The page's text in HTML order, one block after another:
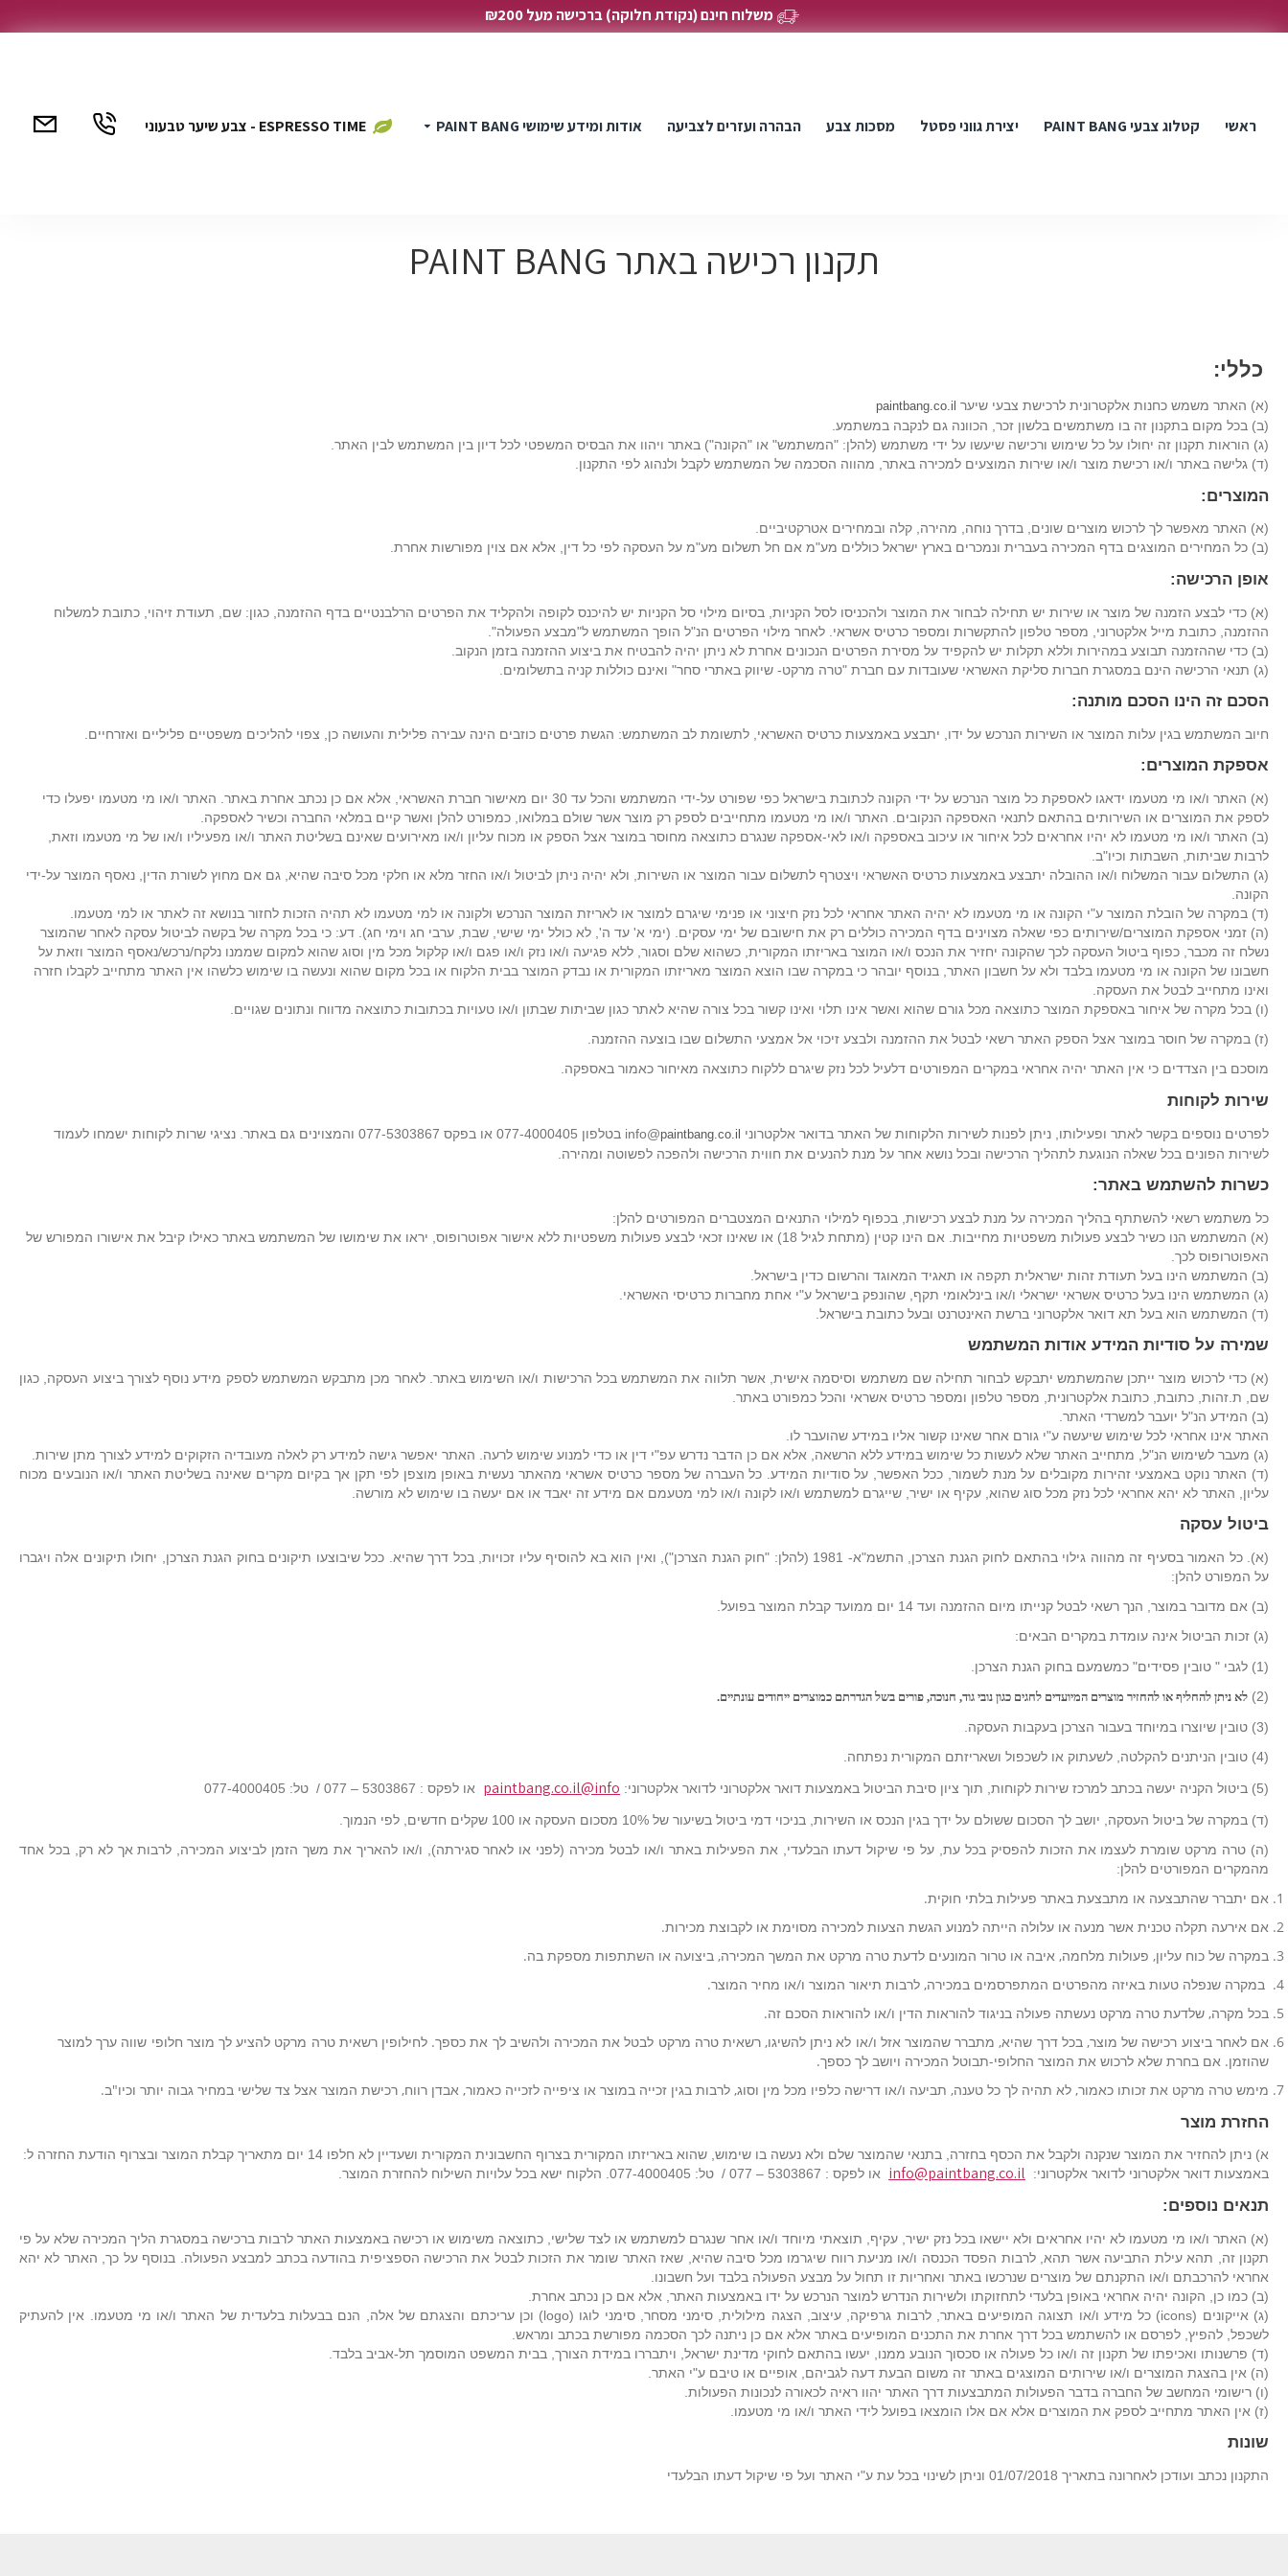
משלוח חינם (נקודת חלוקה) ברכישה מעל ₪200
ראשי קטלוג צבעי PAINT BANG יצירת גווני פסטל מסכות צבע הבהרה ועזרים לצביעה אודות ומידע שימושי PAINT BANG ESPRESSO TIME - צבע שיער טבעוני
תקנון רכישה באתר PAINT BANG
כללי:
(א) האתר משמש כחנות אלקטרונית לרכישת צבעי שיער paintbang.co.il
(ב) בכל מקום בתקנון זה בו משתמשים בלשון זכר, הכוונה גם לנקבה במשתמע.
(ג) הוראות תקנון זה יחולו על כל שימוש ורכישה שיעשו על ידי משתמש (להלן: "המשתמש" או "הקונה") באתר ויהוו את הבסיס המשפטי לכל דיון בין המשתמש לבין האתר.
(ד) גלישה באתר ו/או רכישת מוצר ו/או שירות המוצעים למכירה באתר, מהווה הסכמה של המשתמש לקבל ולנהוג לפי התקנון.
המוצרים:
(א) האתר מאפשר לך לרכוש מוצרים שונים, בדרך נוחה, מהירה, קלה ובמחירים אטרקטיביים.
(ב) כל המחירים המוצגים בדף המכירה בעברית ונמכרים בארץ ישראל כוללים מע"מ אם חל תשלום מע"מ על העסקה לפי כל דין, אלא אם צוין מפורשות אחרת.
אופן הרכישה:
(א) כדי לבצע הזמנה של מוצר או שירות יש תחילה לבחור את המוצר ולהכניסו לסל הקניות, בסיום מילוי סל הקניות יש להיכנס לקופה ולהקליד את הפרטים הרלבנטיים בדף ההזמנה, כגון: שם, תעודת זיהוי, כתובת למשלוח
ההזמנה, כתובת מייל אלקטרוני, מספר טלפון להתקשרות ומספר כרטיס אשראי. לאחר מילוי הפרטים הנ"ל הופך המשתמש ל"מבצע הפעולה".
(ב) כדי שההזמנה תבוצע במהירות וללא תקלות יש להקפיד על מסירת הפרטים הנכונים אחרת לא ניתן יהיה להבטיח את ביצוע ההזמנה בזמן הנקוב.
(ג) תנאי הרכישה הינם במסגרת חברות סליקת האשראי שעובדות עם חברת "טרה מרקט- שיווק באתרי סחר" ואינם כוללות קניה בתשלומים.
הסכם זה הינו הסכם מותנה:
חיוב המשתמש בגין עלות המוצר או השירות הנרכש על ידו, יתבצע באמצעות כרטיס האשראי, לתשומת לב המשתמש: הגשת פרטים כוזבים הינה עבירה פלילית והעושה כן, צפוי להליכים משפטיים פליליים ואזרחיים.
אספקת המוצרים:
(א) האתר ו/או מי מטעמו ידאגו לאספקת כל מוצר הנרכש על ידי הקונה לכתובת בישראל כפי שפורט על-ידי המשתמש והכל עד 30 יום מאישור חברת האשראי, אלא אם כן נכתב אחרת באתר. האתר ו/או מי מטעמו יפעלו כדי
לספק את המוצרים או השירותים בהתאם לתנאי האספקה הנקובים. האתר ו/או מי מטעמו מתחייבים לספק רק מוצר אשר שולם במלואו, כמפורט להלן ואשר קיים במלאי החברה וכשיר לאספקה.
(ב) האתר ו/או מי מטעמו לא יהיו אחראים לכל איחור או עיכוב באספקה ו/או לאי-אספקה שנגרם כתוצאה מחוסר במוצר אצל הספק או מכוח עליון ו/או מאירועים שאינם בשליטת האתר ו/או מפעיליו ו/או של מי מטעמו וזאת,
לרבות שביתות, השבתות וכיו"ב.
(ג) התשלום עבור המשלוח ו/או ההובלה יתבצע באמצעות כרטיס האשראי ויצטרף לתשלום עבור המוצר או השירות, ולא יהיה ניתן לביטול ו/או החזר מלא או חלקי מכל סיבה שהיא, גם אם מחוץ לשורת הדין, נאסף המוצר על-ידי
הקונה.
(ד) במקרה של הובלת המוצר ע"י הקונה או מי מטעמו לא יהיה האתר אחראי לכל נזק חיצוני או פנימי שיגרם למוצר או לאריזת המוצר הנרכש ולקונה או למי מטעמו לא תהיה הזכות לחזור בנושא זה לאתר או למי מטעמו.
(ה) זמני אספקת המוצרים/שירותים כפי שאלה מצוינים בדף המכירה כוללים רק את חישובם של ימי עסקים. (ימי א' עד ה', לא כולל ימי שישי, שבת, ערבי חג וימי חג). דע: כי בכל מקרה של בקשה לביטול עסקה לאחר שהמוצר
נשלח זה מכבר, כפוף ביטול העסקה לכך שהקונה יחזיר את הנכס ו/או המוצר באריזתו המקורית, כשהוא שלם וסגור, ללא פגיעה ו/או נזק ו/או פגם ו/או קלקול מכל מין וסוג שהוא למקום שממנו נלקח/נרכש/נאסף המוצר וזאת על
חשבונו של הקונה או מי מטעמו בלבד ולא על חשבון האתר, בנוסף יובהר כי במקרה שבו הוצא המוצר מאריזתו המקורית או נבדק המוצר בבית הלקוח או בכל מקום שהוא ונעשה בו שימוש כלשהו אין האתר מתחייב לקבלו חזרה
ואינו מתחייב לבטל את העסקה.
(ו) בכל מקרה של איחור באספקת המוצר כתוצאה מכל גורם שהוא ואשר אינו תלוי ואינו קשור בכל צורה שהיא לאתר כגון שביתות שבתון ו/או טעויות בכתובות כתוצאה מדווח ונתונים שגויים.
(ז) במקרה של חוסר במוצר אצל הספק האתר רשאי לבטל את ההזמנה ולבצע זיכוי אל אמצעי התשלום שבו בוצעה ההזמנה.
מוסכם בין הצדדים כי אין האתר יהיה אחראי במקרים המפורטים דלעיל לכל נזק שיגרם ללקוח כתוצאה מאיחור כאמור באספקה.
שירות לקוחות
לפרטים נוספים בקשר לאתר ופעילותו, ניתן לפנות לשירות הלקוחות של האתר בדואר אלקטרוני info@ paintbang.co.il
בטלפון 077-4000405 או בפקס 077-5303867 והמצוינים גם באתר. נציגי שרות לקוחות ישמחו לעמוד
לשירות הפונים בכל שאלה הנוגעת לתהליך הרכישה ובכל נושא אחר על מנת להנעים את חווית הרכישה ולהפכה לפשוטה ומהירה.
כשרות להשתמש באתר:
כל משתמש רשאי להשתתף בהליך המכירה על מנת לבצע רכישות, בכפוף למילוי התנאים המצטברים המפורטים להלן:
(א) המשתמש הנו כשיר לבצע פעולות משפטיות מחייבות. אם הינו קטין (מתחת לגיל 18) או שאינו זכאי לבצע פעולות משפטיות ללא אישור אפוטרופוס, יראו את שימושו של המשתמש באתר כאילו קיבל את אישורו המפורש של
האפוטרופוס לכך.
(ב) המשתמש הינו בעל תעודת זהות ישראלית תקפה או תאגיד המאוגד והרשום כדין בישראל.
(ג) המשתמש הינו בעל כרטיס אשראי ישראלי ו/או בינלאומי תקף, שהונפק בישראל ע"י אחת מחברות כרטיסי האשראי.
(ד) המשתמש הוא בעל תא דואר אלקטרוני ברשת האינטרנט ובעל כתובת בישראל.
שמירה על סודיות המידע אודות המשתמש
(א) כדי לרכוש מוצר ייתכן שהמשתמש יתבקש לבחור תחילה שם משתמש וסיסמה אישית, אשר תלווה את המשתמש בכל הרכישות ו/או השימוש באתר. לאחר מכן מתבקש המשתמש לספק מידע נוסף לצורך ביצוע העסקה, כגון
שם, ת.זהות, כתובת, כתובת אלקטרונית, מספר טלפון ומספר כרטיס אשראי והכל כמפורט באתר.
(ב) המידע הנ"ל יועבר למשרדי האתר.
האתר אינו אחראי לכל שימוש שיעשה ע"י גורם אחר שאינו קשור אליו במידע שהועבר לו.
(ג) מעבר לשימוש הנ"ל, מתחייב האתר שלא לעשות כל שימוש במידע ללא הרשאה, אלא אם כן הדבר נדרש עפ"י דין או כדי למנוע שימוש לרעה. האתר יאפשר גישה למידע רק לאלה מעובדיה הזקוקים למידע לצורך מתן שירות.
(ד) האתר נוקט באמצעי זהירות מקובלים על מנת לשמור, ככל האפשר, על סודיות המידע. כל העברה של מספר כרטיס אשראי מהאתר נעשית באופן מוצפן לפי תקן אך בקיום מקרים שאינה בשליטת האתר ו/או הנובעים מכוח
עליון, האתר לא יהא אחראי לכל נזק מכל סוג שהוא, עקיף או ישיר, שייגרם למשתמש ו/או לקונה ו/או למי מטעמם אם מידע זה יאבד או אם יעשה בו שימוש לא מורשה.
ביטול עסקה
(א). כל האמור בסעיף זה מהווה גילוי בהתאם לחוק הגנת הצרכן, התשמ"א- 1981 (להלן: "חוק הגנת הצרכן"), ואין הוא בא להוסיף עליו זכויות, בכל דרך שהיא. ככל שיבוצעו תיקונים בחוק הגנת הצרכן, יחולו תיקונים אלה ויגברו
על המפורט להלן:
(ב) אם מדובר במוצר, הנך רשאי לבטל קנייתו מיום ההזמנה ועד 14 יום ממועד קבלת המוצר בפועל.
(ג) זכות הביטול אינה עומדת במקרים הבאים:
(1) לגבי " טובין פסידים" כמשמעם בחוק הגנת הצרכן.
(2)
לא ניתן להחליף או להחזיר מוצרים המיועדים לחגים כגון נובי גוד, חנוכה, פורים בשל הגדרתם כמוצרים ייחודים עונתיים.
(3) טובין שיוצרו במיוחד בעבור הצרכן בעקבות העסקה.
(4) טובין הניתנים להקלטה, לשעתוק או לשכפול ושאריזתם המקורית נפתחה.
(5) ביטול הקניה יעשה בכתב למרכז שירות לקוחות, תוך ציון סיבת הביטול באמצעות דואר אלקטרוני לדואר אלקטרוני: info@
paintbang.co.il או לפקס : 5303867 – 077 / טל: 077-4000405
(ד) במקרה של ביטול העסקה, יושב לך הסכום ששולם על ידך בגין הנכס או השירות, בניכוי דמי ביטול בשיעור של 10% מסכום העסקה או 100 שקלים חדשים, לפי הנמוך.
(ה) טרה מרקט שומרת לעצמו את הזכות להפסיק בכל עת, על פי שיקול דעתו הבלעדי, את הפעילות באתר ו/או לבטל מכירה (לפני או לאחר סגירתה), ו/או להאריך את משך הזמן לביצוע המכירה, לרבות אך לא רק, בכל אחד
מהמקרים המפורטים להלן:
אם יתברר שהתבצעה או מתבצעת באתר פעילות בלתי חוקית.
אם אירעה תקלה טכנית אשר מנעה או עלולה הייתה למנוע הגשת הצעות למכירה מסוימת או לקבוצת מכירות.
במקרה של כוח עליון, פעולות מלחמה, איבה או טרור המונעים לדעת טרה מרקט את המשך המכירה, ביצועה או השתתפות מספקת בה.
במקרה שנפלה טעות באיזה מהפרטים המתפרסמים במכירה, לרבות תיאור המוצר ו/או מחיר המוצר.
בכל מקרה, שלדעת טרה מרקט נעשתה פעולה בניגוד להוראות הדין ו/או להוראות הסכם זה.
אם לאחר ביצוע רכישה של מוצר, בכל דרך שהיא, מתברר שהמוצר אזל ו/או לא ניתן להשיגו, רשאית טרה מרקט לבטל את המכירה ולהשיב לך את כספך. לחילופין רשאית טרה מרקט להציע לך מוצר חלופי שווה ערך למוצר
שהוזמן. אם בחרת שלא לרכוש את המוצר החלופי-תבוטל המכירה ויושב לך כספך.
מימש טרה מרקט את זכותו כאמור, לא תהיה לך כל טענה, תביעה ו/או דרישה כלפיו מכל מין וסוג, לרבות בגין זכייה במוצר או ציפייה לזכייה כאמור, אבדן רווח, רכישת המוצר אצל צד שלישי במחיר גבוה יותר וכיו"ב.
החזרת מוצר
א) ניתן להחזיר את המוצר שנקנה ולקבל את הכסף בחזרה, בתנאי שהמוצר שלם ולא נעשה בו שימוש, שהוא באריזתו המקורית בצרוף החשבונית המקורית ושעדיין לא חלפו 14 יום מתאריך קבלת המוצר ובצרוף הודעת החזרה ל:
באמצעות דואר אלקטרוני לדואר אלקטרוני: info@paintbang.co.il או לפקס : 5303867 – 077 / טל: 077-4000405. הלקוח ישא בכל עלויות השילוח להחזרת המוצר.
תנאים נוספים:
(א) האתר ו/או מי מטעמו לא יהיו אחראים ולא יישאו בכל נזק ישיר, עקיף, תוצאתי מיוחד ו/או אחר שנגרם למשתמש או לצד שלישי, כתוצאה משימוש או רכישה באמצעות האתר לרבות ברכישה במסגרת הליך המכירה שלא על פי
תקנון זה, תהא עילת התביעה אשר תהא, לרבות הפסד הכנסה ו/או מניעת רווח שיגרמו מכל סיבה שהיא, שאז האתר שומר את הזכות לבטל את הרכישה הספציפית בהודעה בכתב למבצע הפעולה. בנוסף על כך, האתר לא יהא
אחראי להרכבתם ו/או התקנתם של מוצרים שנרכשו באתר ואחריות זו תחול על מבצע הפעולה בלבד ועל חשבונו.
(ב) כמו כן, הקונה יהיה אחראי באופן בלעדי לתחזוקתו ולשירות הנדרש למוצר הנרכש על ידו באמצעות האתר, אלא אם כן נכתב אחרת.
(ג) אייקונים (icons) כל מידע ו/או תצוגה המופיעים באתר, לרבות גרפיקה, עיצוב, הצגה מילולית, סימני מסחר, סימני לוגו (logo) וכן עריכתם והצגתם של אלה, הנם בבעלות בלעדית של האתר ו/או מי מטעמו. אין להעתיק
לשכפל, להפיץ, לפרסם או להשתמש בכל דרך אחרת את התכנים המופיעים באתר אלא אם כן ניתנה לכך הסכמה מפורשת בכתב ומראש.
(ד) פרשנותו ואכיפתו של תקנון זה ו/או כל פעולה או סכסוך הנובע ממנו, יעשו בהתאם לחוקי מדינת ישראל, ויתבררו במידת הצורך, בבית המשפט המוסמך תל-אביב בלבד.
(ה) אין בהצגת המוצרים ו/או שירותים המוצגים באתר זה משום הבעת דעה לגביהם, אופיים או טיבם ע"י האתר.
(ו) רישומי המחשב של החברה בדבר הפעולות המתבצעות דרך האתר יהוו ראיה לכאורה לנכונות הפעולות.
(ז) אין האתר מתחייב לספק את המוצרים אלא אם אלו הומצאו בפועל לידי האתר ו/או מי מטעמו.
שונות
התקנון נכתב ועודכן לאחרונה בתאריך 01/07/2018 וניתן לשינוי בכל עת ע"י האתר ועל פי שיקול דעתו הבלעדי